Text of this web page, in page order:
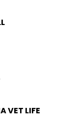
VET LIFE